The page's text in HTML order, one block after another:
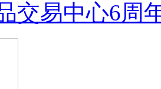
交易中心6周